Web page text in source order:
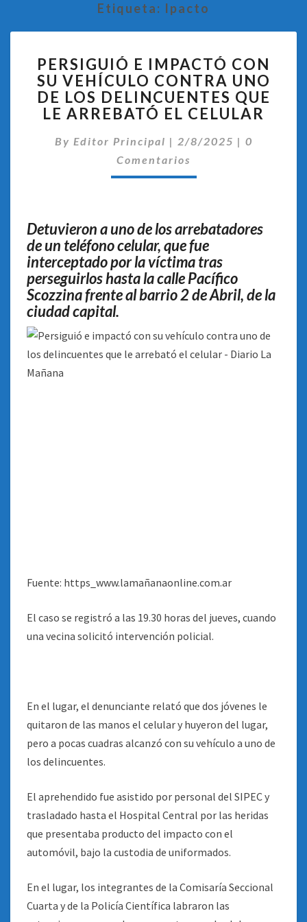
Etiqueta: Ipacto
E
IMPACTÓ
CON
SU
CONTRA
UNO
LE
ARREBATÓ
EL
CELULAR
PERSIGUIÓ E IMPACTÓ CON
SU VEHÍCULO CONTRA UNO
DE LOS DELINCUENTES QUE
LE ARREBATÓ EL CELULAR
By Editor Principal | 2/8/2025 | 0
Comentarios
Detuvieron a uno de los arrebatadores
de un teléfono celular, que fue
interceptado por la víctima tras
perseguirlos hasta la calle Pacífico
Scozzina frente al barrio 2 de Abril, de la
ciudad capital.
Fuente: https_www.lamañanaonline.com.ar
El caso se registró a las 19.30 horas del jueves, cuando
una vecina solicitó intervención policial.
En el lugar, el denunciante relató que dos jóvenes le
quitaron de las manos el celular y huyeron del lugar,
pero a pocas cuadras alcanzó con su vehículo a uno de
los delincuentes.
El aprehendido fue asistido por personal del SIPEC y
trasladado hasta el Hospital Central por las heridas
que presentaba producto del impacto con el
automóvil, bajo la custodia de uniformados.
En el lugar, los integrantes de la Comisaría Seccional
Cuarta y de la Policía Científica labraron las